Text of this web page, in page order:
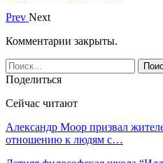
Prev Next
Комментарии закрыты.
Поделиться
Сейчас читают
Александр Моор призвал
отношению к людям с…